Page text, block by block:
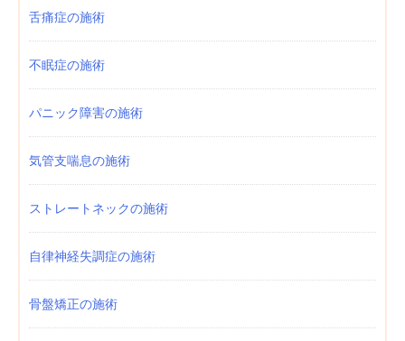
舌痛症の施術
不眠症の施術
パニック障害の施術
気管支喘息の施術
ストレートネックの施術
自律神経失調症の施術
骨盤矯正の施術